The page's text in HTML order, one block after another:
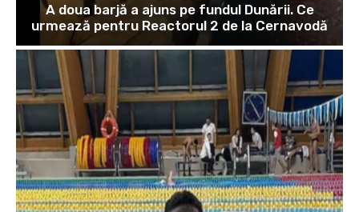
A doua barjă a ajuns pe fundul Dunării. Ce
urmează pentru Reactorul 2 de la Cernavodă